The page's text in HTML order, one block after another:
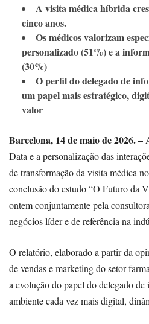
A visita médica híbrida
cinco anos.
Os médicos valorizam
personalizado (51%) e a
(30%)
O perfil do delegado de
um papel mais estratégico,
valor
Barcelona, 14 de maio de 2026. –
Data e a personalização das
de transformação da visita médica
conclusão do estudo “O Futuro da
ontem conjuntamente pela
negócios líder e de referência na
O relatório, elaborado a partir da
de vendas e marketing do setor
a evolução do papel do delegado
ambiente cada vez mais digital,